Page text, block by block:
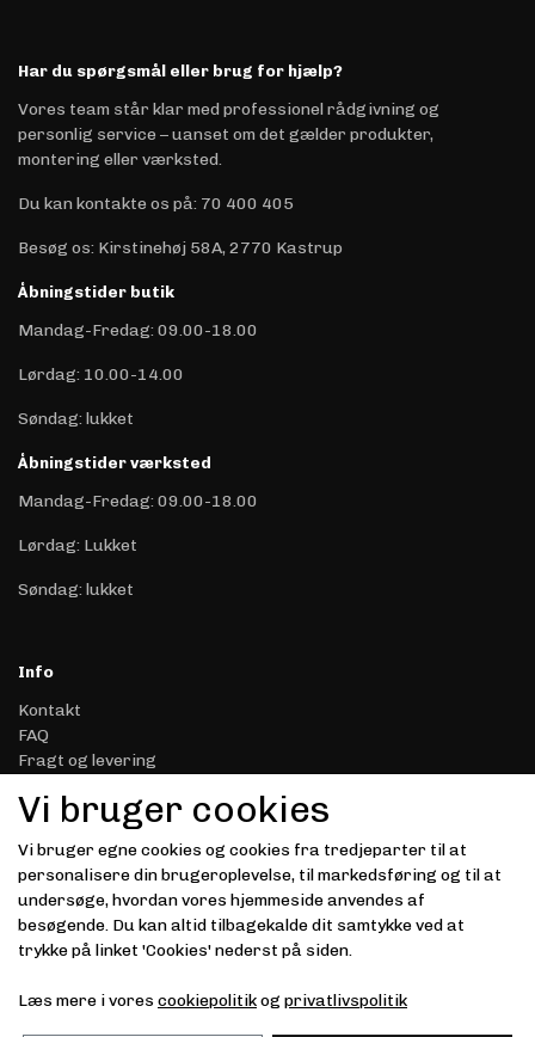
Har du spørgsmål eller brug for hjælp?
Vores team står klar med professionel rådgivning og
personlig service – uanset om det gælder produkter,
montering eller værksted.
Du kan kontakte os på: 70 400 405
Besøg os: Kirstinehøj 58A, 2770 Kastrup
Åbningstider butik
Mandag-Fredag: 09.00-18.00
Lørdag: 10.00-14.00
Søndag: lukket
Åbningstider værksted
Mandag-Fredag: 09.00-18.00
Lørdag: Lukket
Søndag: lukket
Info
Kontakt
FAQ
Fragt og levering
Handelsbetingelser
Datasikkerhed & Privatliv
Gavekort
Om Driver.dk
Kunde login
Modtag vores nyhedsbrev via e-mail
Tilmeld
Vi bruger cookies
Vi bruger egne cookies og cookies fra tredjeparter til at
personalisere din brugeroplevelse, til markedsføring og til at
undersøge, hvordan vores hjemmeside anvendes af
besøgende. Du kan altid tilbagekalde dit samtykke ved at
trykke på linket 'Cookies' nederst på siden.
Læs mere i vores cookiepolitikog privatlivspolitik